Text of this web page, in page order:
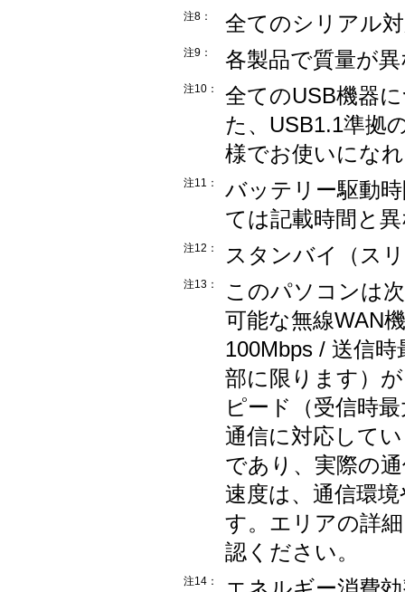
注8： 全てのシリアル
注9： 各製品で質量が
注10：
全てのUSB機器
た、USB1.1準拠
様でお使いにな
注11：
バッテリー駆動
ては記載時間と
注12： スタンバイ（ス
注13：
このパソコンは
可能な無線WAN
100Mbps / 送信
部に限ります）
ピード（受信時
通信に対応して
であり、実際の
速度は、通信環
す。エリアの詳
認ください。
注14：